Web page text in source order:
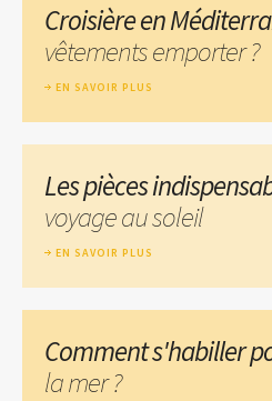
Croisière en
vêtements emporter ?
EN SAVOIR PLUS
Les pièces
voyage au soleil
EN SAVOIR PLUS
Comment s'habiller
la mer ?